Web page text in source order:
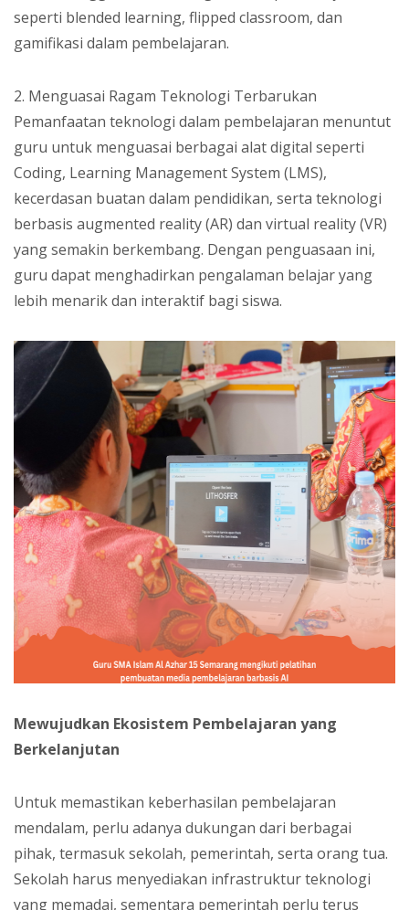
seperti blended learning, flipped classroom, dan
gamifikasi dalam pembelajaran.
2. Menguasai Ragam Teknologi Terbarukan
Pemanfaatan teknologi dalam pembelajaran menuntut
guru untuk menguasai berbagai alat digital seperti
Coding, Learning Management System (LMS),
kecerdasan buatan dalam pendidikan, serta teknologi
berbasis augmented reality (AR) dan virtual reality (VR)
yang semakin berkembang. Dengan penguasaan ini,
guru dapat menghadirkan pengalaman belajar yang
lebih menarik dan interaktif bagi siswa.
Mewujudkan Ekosistem Pembelajaran yang
Berkelanjutan
Untuk memastikan keberhasilan pembelajaran
mendalam, perlu adanya dukungan dari berbagai
pihak, termasuk sekolah, pemerintah, serta orang tua.
Sekolah harus menyediakan infrastruktur teknologi
yang memadai, sementara pemerintah perlu terus